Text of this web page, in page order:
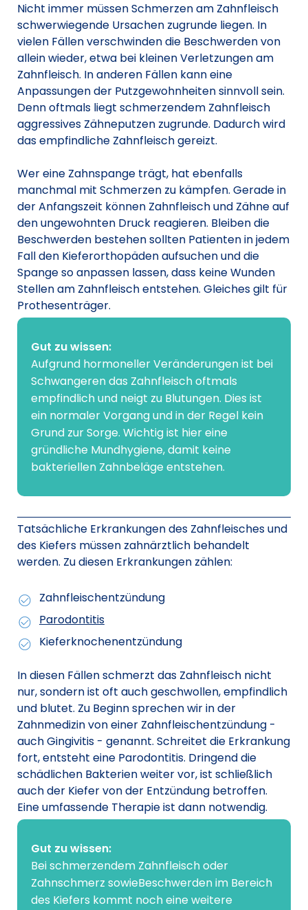
Nicht immer müssen Schmerzen am Zahnfleisch
schwerwiegende Ursachen zugrunde liegen. In
vielen Fällen verschwinden die Beschwerden von
allein wieder, etwa bei kleinen Verletzungen am
Zahnfleisch. In anderen Fällen kann eine
Anpassungen der Putzgewohnheiten sinnvoll sein.
Denn oftmals liegt schmerzendem Zahnfleisch
aggressives Zähneputzen zugrunde. Dadurch wird
das empfindliche Zahnfleisch gereizt.
Wer eine Zahnspange trägt, hat ebenfalls
manchmal mit Schmerzen zu kämpfen. Gerade in
der Anfangszeit können Zahnfleisch und Zähne auf
den ungewohnten Druck reagieren. Bleiben die
Beschwerden bestehen sollten Patienten in jedem
Fall den Kieferorthopäden aufsuchen und die
Spange so anpassen lassen, dass keine Wunden
Stellen am Zahnfleisch entstehen. Gleiches gilt für
Prothesenträger.
Gut zu wissen:
Aufgrund hormoneller Veränderungen ist bei
Schwangeren das Zahnfleisch oftmals
empfindlich und neigt zu Blutungen. Dies ist
ein normaler Vorgang und in der Regel kein
Grund zur Sorge. Wichtig ist hier eine
gründliche Mundhygiene, damit keine
bakteriellen Zahnbeläge entstehen.
Tatsächliche Erkrankungen des Zahnfleisches und
des Kiefers müssen zahnärztlich behandelt
werden. Zu diesen Erkrankungen zählen:
Zahnfleischentzündung
Parodontitis
Kieferknochenentzündung
In diesen Fällen schmerzt das Zahnfleisch nicht
nur, sondern ist oft auch geschwollen, empfindlich
und blutet. Zu Beginn sprechen wir in der
Zahnmedizin von einer Zahnfleischentzündung -
auch Gingivitis - genannt. Schreitet die Erkrankung
fort, entsteht eine Parodontitis. Dringend die
schädlichen Bakterien weiter vor, ist schließlich
auch der Kiefer von der Entzündung betroffen.
Eine umfassende Therapie ist dann notwendig.
Gut zu wissen:
Bei schmerzendem Zahnfleisch oder
Zahnschmerz sowieBeschwerden im Bereich
des Kiefers kommt noch eine weitere